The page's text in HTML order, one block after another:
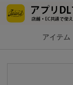
アイテム